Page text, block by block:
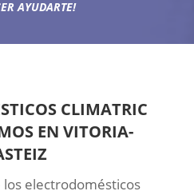
AYUDARTE!
CLIMATRIC
EN VITORIA-
los electrodomésticos